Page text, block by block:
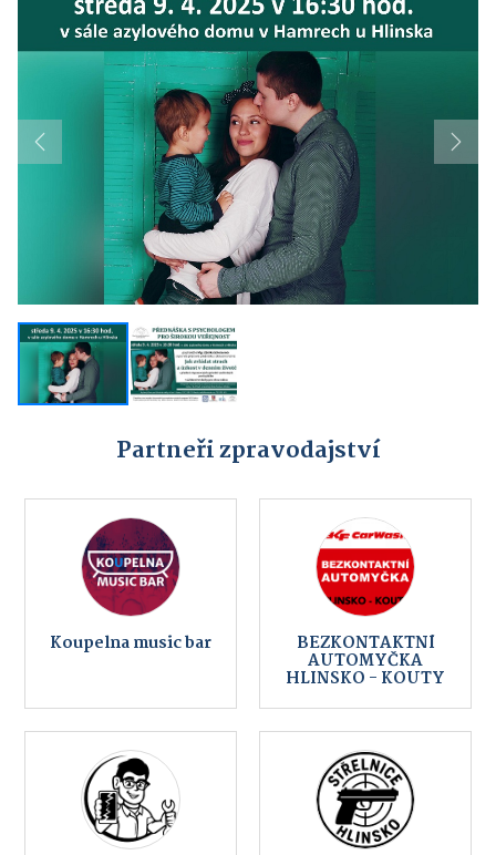
Previous Next
Partneři zpravodajství
Koupelna music bar BEZKONTAKTNÍ
AUTOMYČKA
HLINSKO - KOUTY